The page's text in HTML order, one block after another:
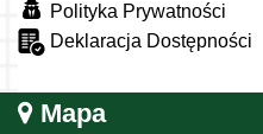
Polityka Prywatności
Deklaracja Dostępności
Mapa